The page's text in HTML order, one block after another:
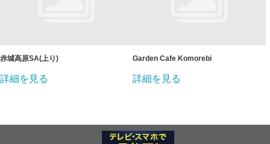
赤城高原SA(上り)
詳細を見る
Garden Cafe Komorebi
詳細を見る